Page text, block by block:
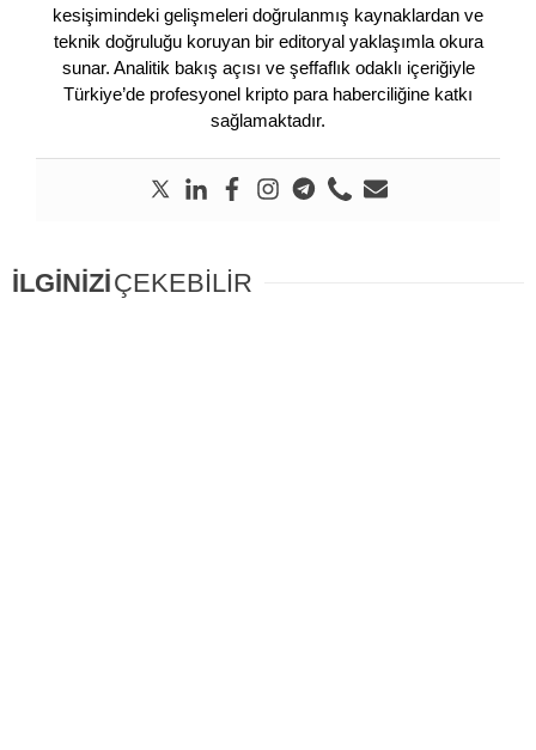
kesişimindeki gelişmeleri doğrulanmış kaynaklardan ve
teknik doğruluğu koruyan bir editoryal yaklaşımla okura
sunar. Analitik bakış açısı ve şeffaflık odaklı içeriğiyle
Türkiye’de profesyonel kripto para haberciliğine katkı
sağlamaktadır.
İLGİNİZİÇEKEBİLİR